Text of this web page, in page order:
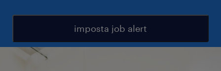
imposta job alert